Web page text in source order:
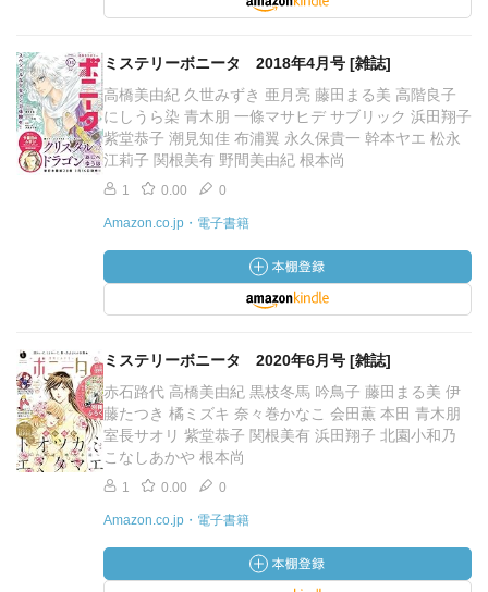
ミステリーボニータ 2018年4月号 [雑誌]
高橋美由紀 久世みずき 亜月亮 藤田まる美 高階良子
にしうら染 青木朋 一條マサヒデ サブリック 浜田翔子
紫堂恭子 潮見知佳 布浦翼 永久保貴一 幹本ヤエ 松永
江莉子 関根美有 野間美由紀 根本尚
1 0.00 0
Amazon.co.jp・電子書籍
ミステリーボニータ 2020年6月号 [雑誌]
赤石路代 高橋美由紀 黒枝冬馬 吟鳥子 藤田まる美 伊
藤たつき 橘ミズキ 奈々巻かなこ 会田薫 本田 青木朋
室長サオリ 紫堂恭子 関根美有 浜田翔子 北園小和乃
こなしあかや 根本尚
1 0.00 0
Amazon.co.jp・電子書籍